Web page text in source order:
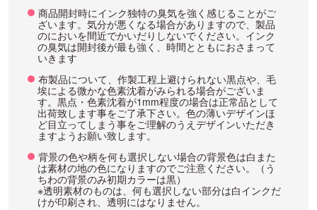
商品開封時にインク独特の臭気を強く感じることがご
ざいます。気分が悪くなる場合がありますので、製品
のにおいを間近でかいだりしないでください。インク
の臭気は開封後が最も強く、時間とともにおさまって
いきます
布製品について、作製工程上避けられない黒点や、毛
埃による微かな色素沈着がみられる場合がございま
す。黒点・色素沈着が1mm程度の場合は正常品として
出荷致します事をご了承下さい。色の薄いデザインほ
ど目立ってしまう事をご理解のうえデザインいただき
ますようお願い致します。
背景の色や柄を何も選択しない場合の背景色は白また
は素材の地の色になりますのでご注意ください。（う
ちわの背景のみ初期カラーは黒）
※透明素材のものは、何も選択しない部分は白インクだ
けが印刷され、透明にはなりません。